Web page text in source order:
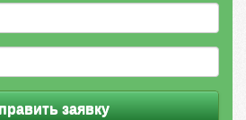
заявку